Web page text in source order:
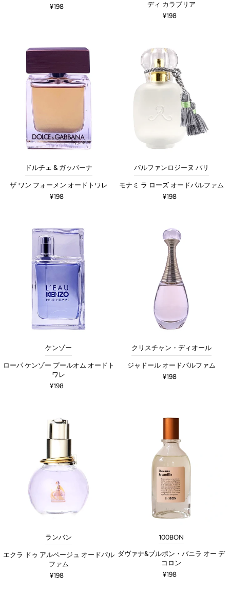
¥198
ディ カラブリア
¥198
ドルチェ & ガッバーナ
ザ ワン フォーメン オードトワレ
¥198
パルファンロジーヌ パリ
モナミ ラ ローズ オードパルファム
¥198
ケンゾー
ローパ ケンゾー プールオム オードト
ワレ
¥198
クリスチャン・ディオール
ジャドール オードパルファム
¥198
ランバン
エクラ ドゥ アルページュ オードパル
ファム
¥198
100BON
ダヴァナ&ブルボン・バニラ オー デ
コロン
¥198